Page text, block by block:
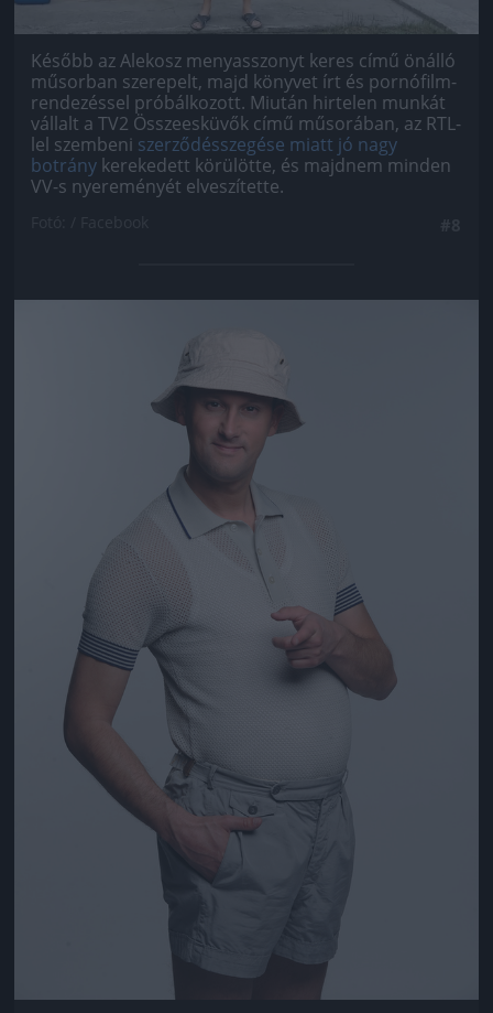
Később az Alekosz menyasszonyt keres című önálló
műsorban szerepelt, majd könyvet írt és pornófilm-
rendezéssel próbálkozott. Miután hirtelen munkát
vállalt a TV2 Összeesküvők című műsorában, az RTL-
lel szembeni szerződésszegése miatt jó nagy
botrány kerekedett körülötte, és majdnem minden
VV-s nyereményét elveszítette.